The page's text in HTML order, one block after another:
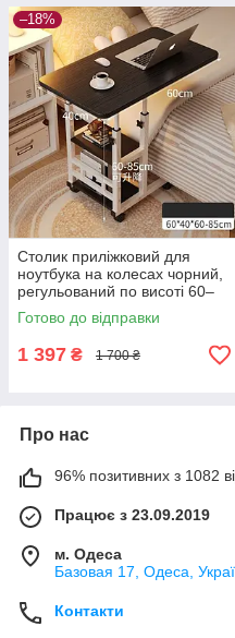
–18%
Столик приліжковий для
ноутбука на колесах чорний,
регульований по висоті 60–
85 см, 60×40 см
Готово до відправки
1 397 ₴ 1 700 ₴
Про нас
96% позитивних з 1082
Працює з 23.09.2019
м. Одеса
Базовая 17, Одеса,
Контакти